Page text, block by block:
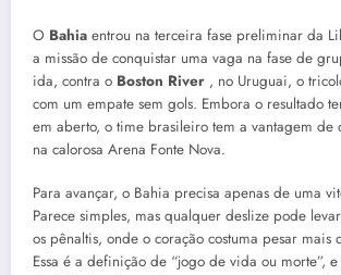
O Bahia entrou na terceira fase preliminar da
a missão de conquistar uma vaga na fase de
ida, contra o Boston River , no Uruguai, o
com um empate sem gols. Embora o resultado
em aberto, o time brasileiro tem a vantagem de
na calorosa Arena Fonte Nova.
Para avançar, o Bahia precisa apenas de uma
Parece simples, mas qualquer deslize pode
os pênaltis, onde o coração costuma pesar mais
Essa é a definição de “jogo de vida ou morte”,